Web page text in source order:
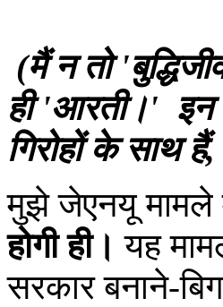
(मैं न तो
ही 'आरती।' इन
गिरोहों के साथ
मुझे जेएनयू
होगी ही। यह
सरकार बनाने-